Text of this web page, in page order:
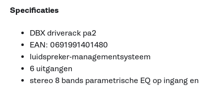
Specificaties
DBX driverack pa2
EAN: 0691991401480
luidspreker-managementsysteem
6 uitgangen
stereo 8 bands parametrische EQ op ingang en